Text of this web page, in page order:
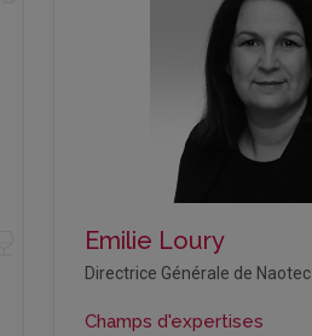
Emilie Loury
Directrice Générale de Naotec
Champs d'expertises